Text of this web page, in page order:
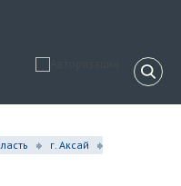
г. Аксай